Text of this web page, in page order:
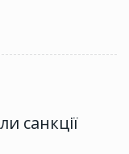
санкції